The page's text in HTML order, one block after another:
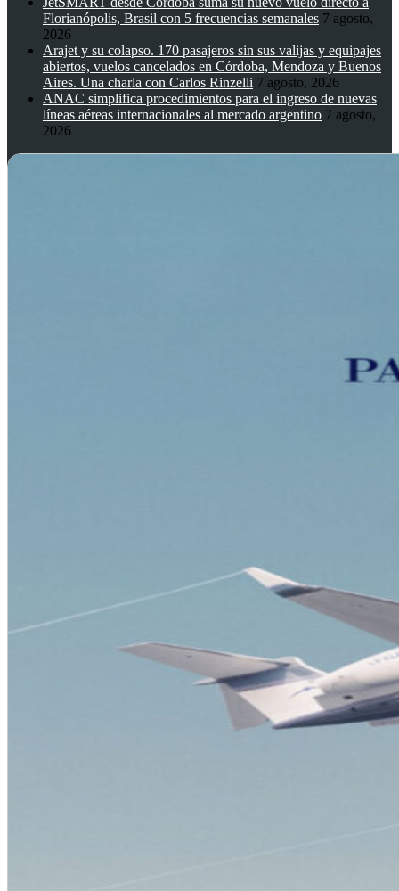
Florianópolis, Brasil con 5 frecuencias semanales 7 agosto,
2026
Arajet y su colapso. 170 pasajeros sin sus valijas y equipajes
abiertos, vuelos cancelados en Córdoba, Mendoza y Buenos
Aires. Una charla con Carlos Rinzelli 7 agosto, 2026
ANAC simplifica procedimientos para el ingreso de nuevas
líneas aéreas internacionales al mercado argentino 7 agosto,
2026